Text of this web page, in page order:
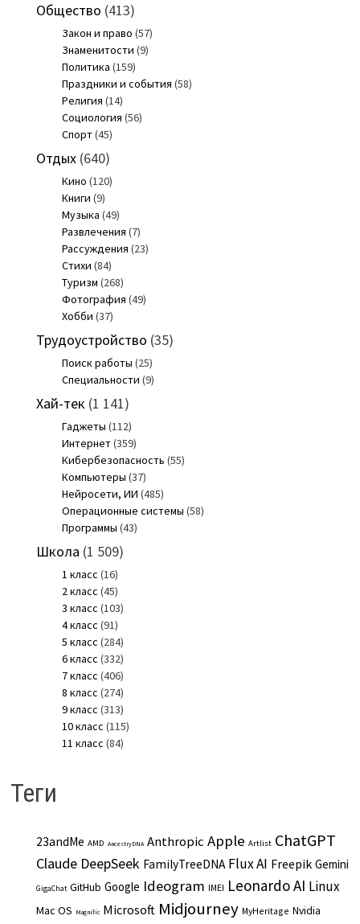
Общество (413)
Закон и право (57)
Знаменитости (9)
Политика (159)
Праздники и события (58)
Религия (14)
Социология (56)
Спорт(45)
Отдых(640)
Кино (120)
Книги (9)
Музыка (49)
Развлечения (7)
Рассуждения (23)
Стихи (84)
Туризм (268)
Фотография (49)
Хобби (37)
Трудоустройство (35)
Поиск работы (25)
Специальности (9)
Хай-тек (1 141)
Гаджеты (112)
Интернет(359)
Кибербезопасность (55)
Компьютеры (37)
Нейросети, ИИ (485)
Операционные системы (58)
Программы (43)
Школа (1 509)
1 класс (16)
2 класс (45)
3 класс (103)
4 класс (91)
5 класс (284)
6 класс (332)
7 класс (406)
8 класс (274)
9 класс (313)
10 класс (115)
11 класс (84)
Теги
23andMe AMD AncestryDNA Anthropic Apple Artlist ChatGPT
Claude DeepSeek FamilyTreeDNA Flux AI Freepik Gemini
GigaChat GitHub Google Ideogram IMEI Leonardo AI Linux
Mac OS Magnific Microsoft Midjourney MyHeritage Nvidia